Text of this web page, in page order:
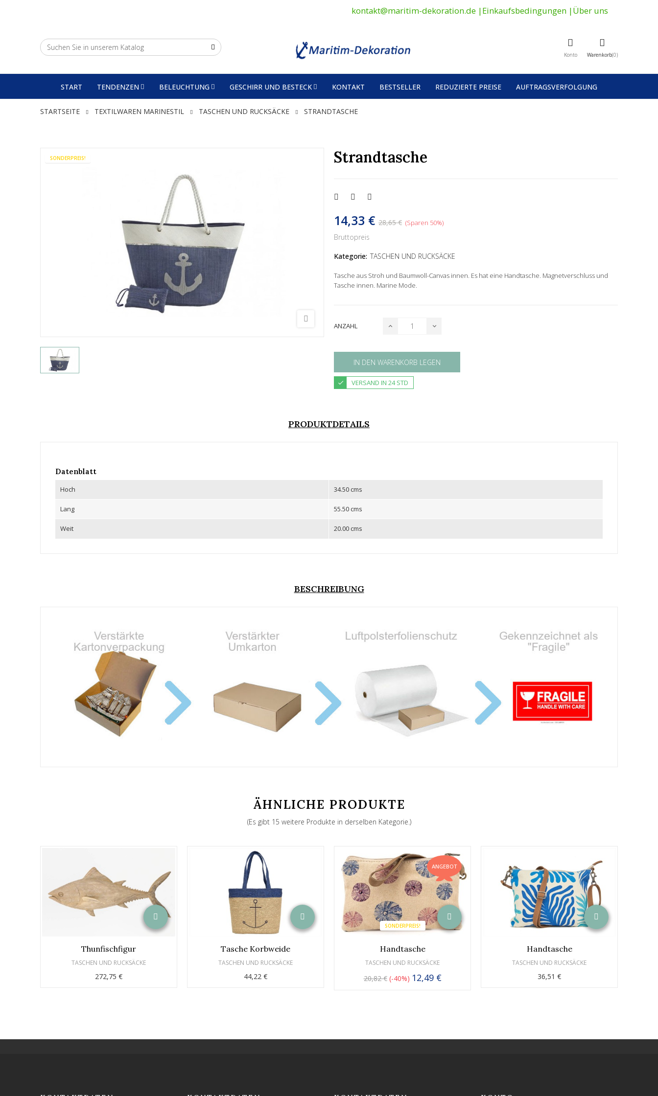
kontakt@maritim-dekoration.de |Einkaufsbedingungen |Über uns
Konto Warenkorb 0
START TENDENZEN BELEUCHTUNG GESCHIRR UND BESTECK KONTAKT BESTSELLER REDUZIERTE PREISE AUFTRAGSVERFOLGUNG
STARTSEITE TEXTILWAREN MARINESTIL TASCHEN UND RUCKSÄCKE STRANDTASCHE
SONDERPREIS! Strandtasche
14,33 € 28,65 € Sparen 50%
Bruttopreis
Kategorie: TASCHEN UND RUCKSÄCKE
Tasche aus Stroh und Baumwoll-Canvas innen. Es hat eine Handtasche. Magnetverschluss und
Tasche innen. Marine Mode.
ANZAHL
IN DEN WARENKORB LEGEN
VERSAND IN 24 STD
PRODUKTDETAILS
Datenblatt
Hoch 34.50 cms
Lang 55.50 cms
Weit 20.00 cms
BESCHREIBUNG
ÄHNLICHE PRODUKTE
(Es gibt 15 weitere Produkte in derselben Kategorie.)
Thunfischfigur
TASCHEN UND RUCKSÄCKE
272,75 €
Tasche Korbweide
TASCHEN UND RUCKSÄCKE
44,22 €
SONDERPREIS!
ANGEBOT
Handtasche
TASCHEN UND RUCKSÄCKE
20,82 € -40% 12,49 €
Handtasche
TASCHEN UND RUCKSÄCKE
36,51 €